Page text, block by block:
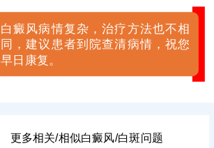
白癜风病情复杂，治疗方法也不相
同，建议患者到院查清病情，祝您
早日康复。
更多相关/相似白癜风/白斑问题